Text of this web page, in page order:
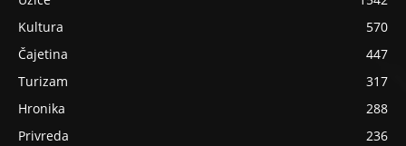
Kultura
570
Čajetina
447
Turizam
317
Hronika
288
Privreda
236